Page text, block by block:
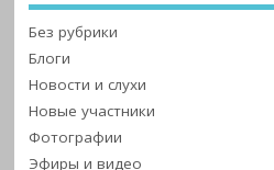
Без рубрики
Блоги
Новости и слухи
Новые участники
Фотографии
Эфиры и видео